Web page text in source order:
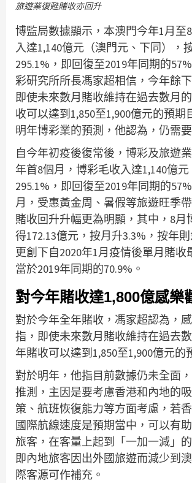
旅遊業復甦賭收亦回升
博監局數據顯示，本澳門今年1月至
入達1,140億元（澳門元、下同），
295.1%，即回復至2019年同期的
彩研究所所長馮家超相信，今年餘
即使未來數月賭收維持在過去數月
收可以達到1,850至1,900億元的預期
明年博彩業的預測，他認為，仍需
自今年初疫後復常後，博彩及旅遊
年首8個月，博彩毛收入達1,140億
295.1%，即回復至2019年同期的
月，受惠黃金周、暑假等旅遊旺季
賭收回升升幅更為明顯，其中，8月
得172.13億元，按月升3.3%，按年則
更創下自2020年1月疫情後單月賭收
當於2019年同期的70.9%。
對今年賭收達1,800億感樂
對於今年全年賭收，馮家超認為，
指，即使未來數月賭收維持在過去
年賭收可以達到1,850至1,900億元的
對於明年，他指目前數據仍未全面
推測，主因是要考慮香港和內地的
策、航班恢復能力等方面考慮，若
國際航線速度是預期當中，可以有
旅客，在客量上起到「一加一減」
即內地旅客因出外國旅遊而減少到
際客源可作補充。